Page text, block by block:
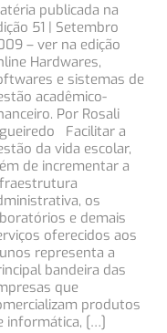
publicada na
51 | Setembro
– ver na edição
Hardwares,
e sistemas de
acadêmico-
Por Rosali
Facilitar a
da vida escolar,
de incrementar a
os
e demais
oferecidos aos
representa a
bandeira das
que
produtos
informática, […]